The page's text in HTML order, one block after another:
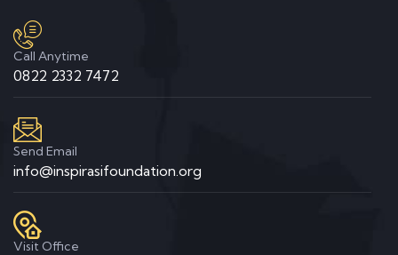
Call Anytime
0822 2332 7472
Send Email
info@inspirasifoundation.org
Visit Office